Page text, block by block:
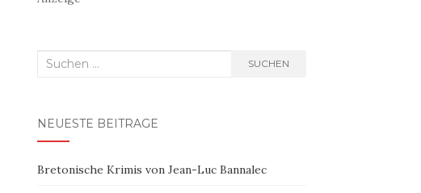
Suchen
SUCHEN
NEUESTE BEITRÄGE
Bretonische Krimis von Jean-Luc Bannalec